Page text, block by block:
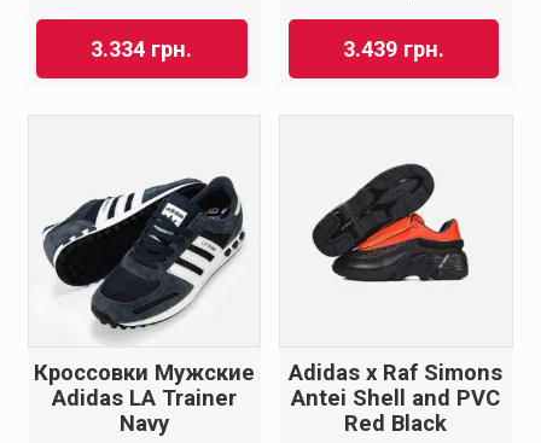
3.334 грн. 3.439 грн.
Кроссовки Мужские
Adidas LA Trainer
Navy
Adidas x Raf Simons
Antei Shell and PVC
Red Black